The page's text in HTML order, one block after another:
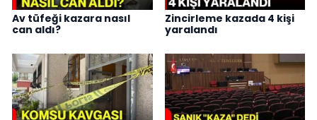
Av tüfeği kazara nasıl
can aldı?
Zincirleme kazada 4 kişi
yaralandı